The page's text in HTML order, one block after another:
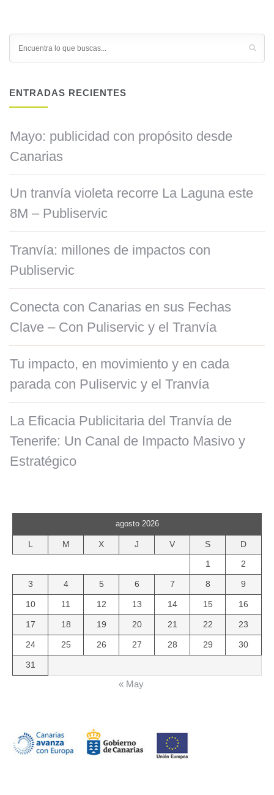
ENTRADAS RECIENTES
Mayo: publicidad con propósito desde
Canarias
Un tranvía violeta recorre La Laguna este
8M – Publiservic
Tranvía: millones de impactos con
Publiservic
Conecta con Canarias en sus Fechas
Clave – Con Puliservic y el Tranvía
Tu impacto, en movimiento y en cada
parada con Puliservic y el Tranvía
La Eficacia Publicitaria del Tranvía de
Tenerife: Un Canal de Impacto Masivo y
Estratégico
agosto 2026
L M X J V S D
1 2
3 4 5 6 7 8 9
10 11 12 13 14 15 16
17 18 19 20 21 22 23
24 25 26 27 28 29 30
31
« May